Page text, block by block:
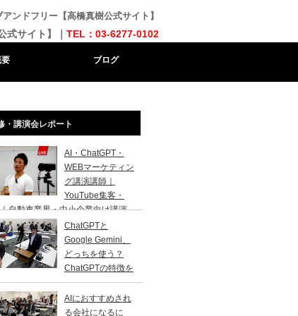
ンドフリー【高橋真樹公式サイト】
サイト】｜ TEL：03-6277-0102
ブログ
・講演会レポート
AI・ChatGPT・
WEBマーケティン
グ講演講師｜
YouTube集客・
自動車業界・中小企業向け講演
ChatGPTと
Google Gemini、
どっちを使う？
ChatGPTの特徴を
AIにおすすめされ
る会社になるに